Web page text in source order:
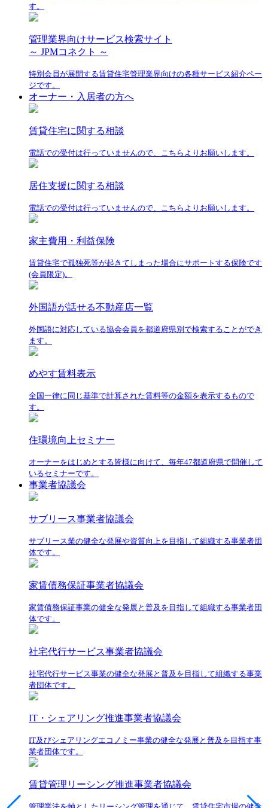
す。
管理業界向けサービス検索サイト
～ JPMコネクト ～
特別会員が展開する賃貸住宅管理業界向けの各種サービス紹介ペー
ジです。
オーナー・入居者の方へ
賃貸住宅に関する相談
電話での受付は行っていませんので、こちらよりお願いします。
居住支援に関する相談
電話での受付は行っていませんので、こちらよりお願いします。
家主費用・利益保険
賃貸住宅で孤独死等が起きてしまった場合にサポートする保険です
(会員限定)。
外国語が話せる不動産店一覧
外国語に対応している協会会員を都道府県別で検索することができ
ます。
めやす賃料表示
全国一律に同じ基準で計算された賃料等の金額を表示するもので
す。
住環境向上セミナー
オーナーをはじめとする皆様に向けて、毎年47都道府県で開催して
いるセミナーです。
事業者協議会
サブリース事業者協議会
サブリース業の健全な発展や資質向上を目指して組織する事業者団
体です。
家賃債務保証事業者協議会
家賃債務保証事業の健全な発展と普及を目指して組織する事業者団
体です。
社宅代行サービス事業者協議会
社宅代行サービス事業の健全な発展と普及を目指して組織する事業
者団体です。
IT・シェアリング推進事業者協議会
IT及びシェアリングエコノミー事業の健全な発展と普及を目指す事
業者団体です。
賃貸管理リーシング推進事業者協議会